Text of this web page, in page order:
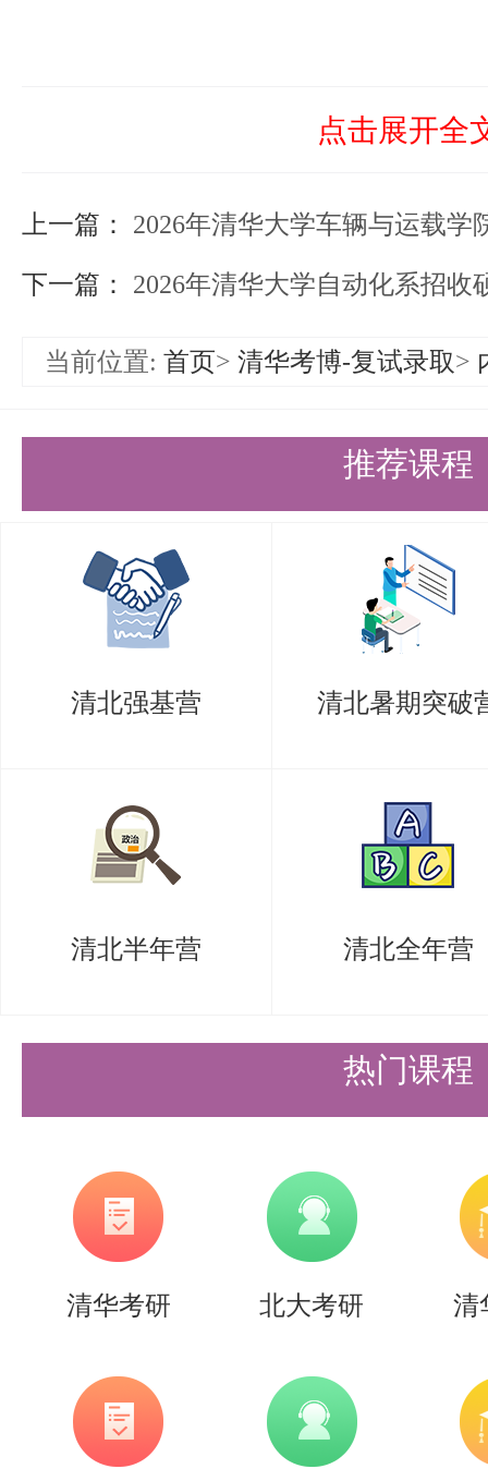
点击展开全
上一篇： 2026年清华大学车辆与运载学院接收
下一篇： 2026年清华大学自动化系招收硕博
当前位置: 首页> 清华考博-复试录取>
推荐课程
清北强基营 清北暑期突破
清北半年营 清北全年营
热门课程
清华考研 北大考研 清